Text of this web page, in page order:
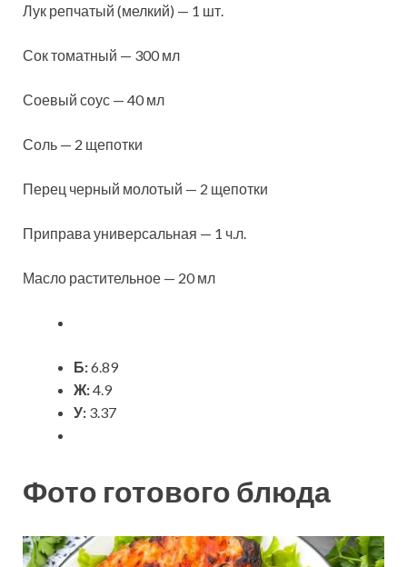
Лук репчатый (мелкий) — 1 шт.
Сок томатный — 300 мл
Соевый соус — 40 мл
Соль — 2 щепотки
Перец черный молотый — 2 щепотки
Приправа универсальная — 1 ч.л.
Масло растительное — 20 мл
Б:6.89
Ж:4.9
У: 3.37
Фото готового блюда